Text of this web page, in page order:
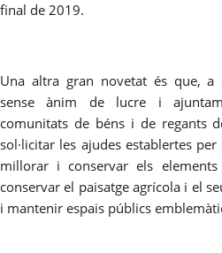
final de 2019.
Una altra gran novetat és que, a
sense ànim de lucre i
comunitats de béns i de regants
sol·licitar les ajudes establertes
millorar i conservar els
conservar el paisatge agrícola i el
i mantenir espais públics